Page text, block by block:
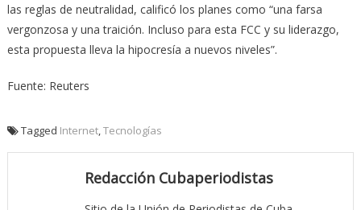
las reglas de neutralidad, calificó los planes como “una farsa
vergonzosa y una traición. Incluso para esta FCC y su liderazgo,
esta propuesta lleva la hipocresía a nuevos niveles”.
Fuente: Reuters
Tagged Internet, Tecnologías
Redacción Cubaperiodistas